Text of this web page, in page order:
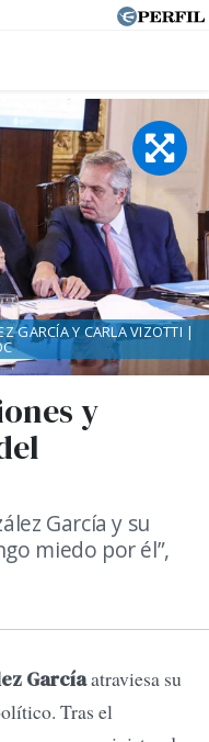
y
García y su
miedo por él”,
GARCÍA Y CARLA VIZOTTI |
Garcíaatraviesa su
Tras el